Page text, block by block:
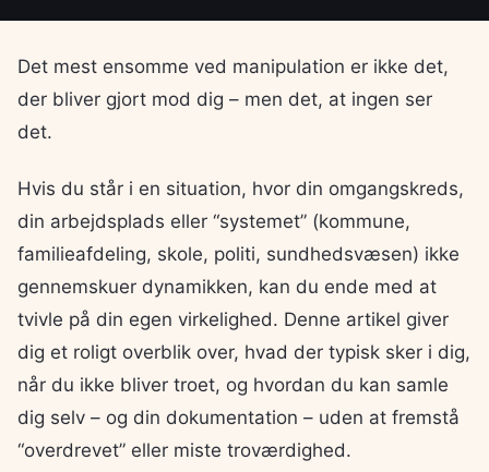
Det mest ensomme ved manipulation er ikke det,
der bliver gjort mod dig – men det, at ingen ser
det.
Hvis du står i en situation, hvor din omgangskreds,
din arbejdsplads eller “systemet” (kommune,
familieafdeling, skole, politi, sundhedsvæsen) ikke
gennemskuer dynamikken, kan du ende med at
tvivle på din egen virkelighed. Denne artikel giver
dig et roligt overblik over, hvad der typisk sker i dig,
når du ikke bliver troet, og hvordan du kan samle
dig selv – og din dokumentation – uden at fremstå
“overdrevet” eller miste troværdighed.